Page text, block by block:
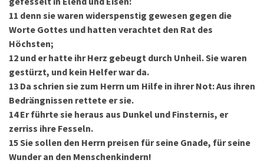
11 denn sie waren widerspenstig gewesen gegen die
Worte Gottes und hatten verachtet den Rat des
Höchsten;
12 und er hatte ihr Herz gebeugt durch Unheil. Sie waren
gestürzt, und kein Helfer war da.
13 Da schrien sie zum Herrn um Hilfe in ihrer Not: Aus ihren
Bedrängnissen rettete er sie.
14 Er führte sie heraus aus Dunkel und Finsternis, er
zerriss ihre Fesseln.
15Sie sollen den Herrn preisen für seine Gnade, für seine
Wunder an den Menschenkindern!